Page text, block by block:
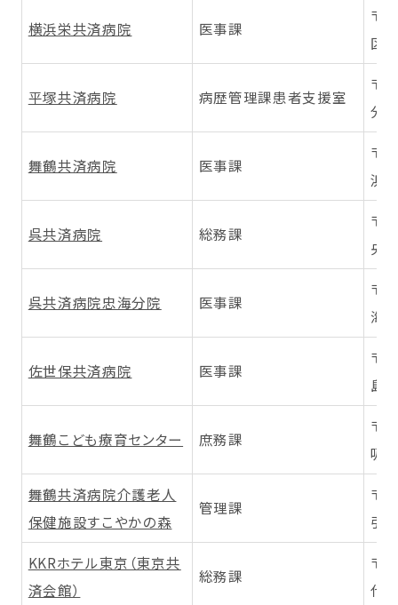
横浜栄共済病院 医事課
〒
区
平塚共済病院 病歴管理課患者支援室
〒
分
舞鶴共済病院 医事課
〒
浜
呉共済病院 総務課
〒
央
呉共済病院忠海分院 医事課
〒
海
佐世保共済病院 医事課
〒
島
舞鶴こども療育センター 庶務課
〒
吸
舞鶴共済病院介護老人
保健施設すこやかの森
管理課
〒
引
KKRホテル東京（東京共
済会館）
総務課
〒
代